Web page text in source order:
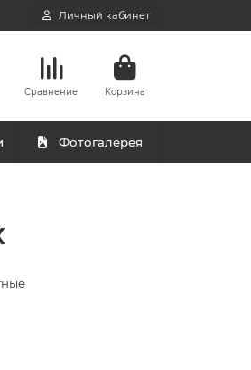
Личный кабинет
Сравнение Корзина
Фотогалерея